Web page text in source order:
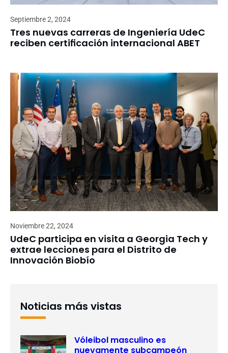
Septiembre 2, 2024
Tres nuevas carreras de Ingeniería UdeC
reciben certificación internacional ABET
Noviembre 22, 2024
UdeC participa en visita a Georgia Tech y
extrae lecciones para el Distrito de
Innovación Biobío
Noticias más vistas
Vóleibol masculino es
nuevamente subcampeón